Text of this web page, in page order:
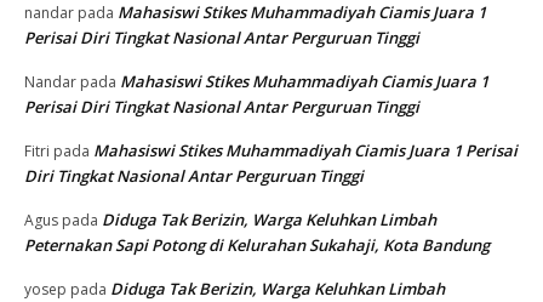
nandar pada Mahasiswi Stikes Muhammadiyah Ciamis Juara 1
Perisai Diri Tingkat Nasional Antar Perguruan Tinggi
Nandar pada Mahasiswi Stikes Muhammadiyah Ciamis Juara 1
Perisai Diri Tingkat Nasional Antar Perguruan Tinggi
Fitri pada Mahasiswi Stikes Muhammadiyah Ciamis Juara 1 Perisai
Diri Tingkat Nasional Antar Perguruan Tinggi
Agus pada Diduga Tak Berizin, Warga Keluhkan Limbah
Peternakan Sapi Potong di Kelurahan Sukahaji, Kota Bandung
yosep pada Diduga Tak Berizin, Warga Keluhkan Limbah